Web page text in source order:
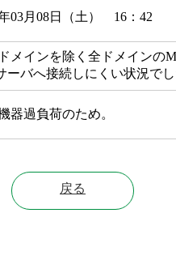
03月08日（土） 16：42
メインを除く全ドメインの
ーバへ接続しにくい状況でし
器過負荷のため。
戻る